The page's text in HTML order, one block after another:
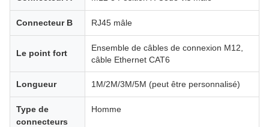
Connecteur B RJ45 mâle
Le point fort
Ensemble de câbles de connexion M12,
câble Ethernet CAT6
Longueur 1M/2M/3M/5M (peut être personnalisé)
Type de
connecteurs
Homme